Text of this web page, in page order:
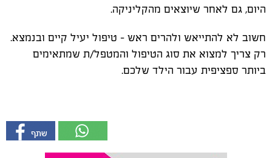
היום, גם לאחר שיוצאים מהקליניקה.
חשוב לא להתייאש ולהרים ראש – טיפול יעיל קיים ובנמצא.
רק צריך למצוא את סוג הטיפול והמטפל/ת שמתאימים
ביותר ספציפית עבור הילד שלכם.